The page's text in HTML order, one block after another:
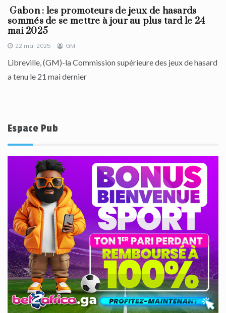
Gabon : les promoteurs de jeux de hasards
sommés de se mettre à jour au plus tard le 24
mai 2025
22 mai 2025 GM
Libreville, (GM)-la Commission supérieure des jeux de hasard
a tenu le 21 mai dernier
Espace Pub